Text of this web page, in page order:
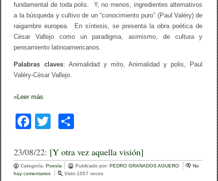
fundamental de toda polis. Y, no menos, ingredientes alternativos
a la búsqueda y cultivo de un “conocimiento puro” (Paul Valéry) de
raigambre europea. En síntesis, se presenta la obra poética de
César Vallejo como un paradigma, asimismo, de cultura y
pensamiento latinoamericanos.
Palabras claves: Animalidad y mito, Animalidad y polis, Paul
Valéry-César Vallejo.
»Leer más
F
c
e
T
tt
er
m
p
23/08/22: [Y otra vez aquella visión]
Categoría:Poesía Publicado por:PEDRO GRANADOS AGUERO
No
hay comentarios
Visto:1057 veces